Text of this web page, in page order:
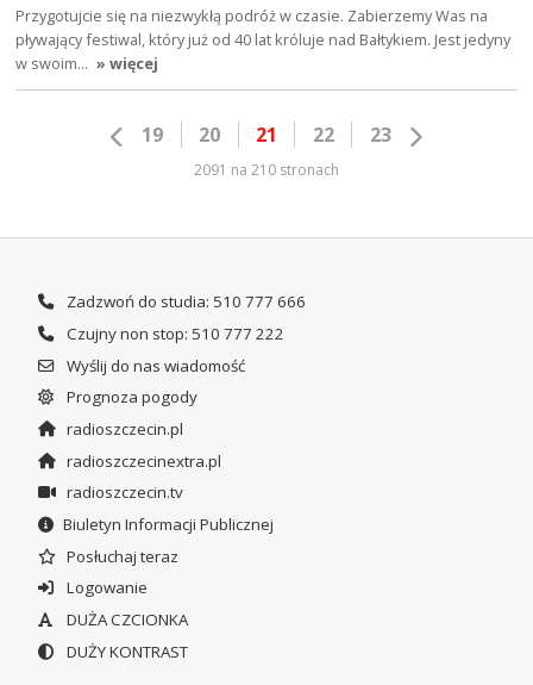
Przygotujcie się na niezwykłą podróż w czasie. Zabierzemy Was na
pływający festiwal, który już od 40 lat króluje nad Bałtykiem. Jest jedyny
w swoim… » więcej
19 20 21 22 23
2091 na 210 stronach
Zadzwoń do studia: 510 777 666
Czujny non stop: 510 777 222
Wyślij do nas wiadomość
Prognoza pogody
radioszczecin.pl
radioszczecinextra.pl
radioszczecin.tv
Biuletyn Informacji Publicznej
Posłuchaj teraz
Logowanie
DUŻA CZCIONKA
DUŻY KONTRAST